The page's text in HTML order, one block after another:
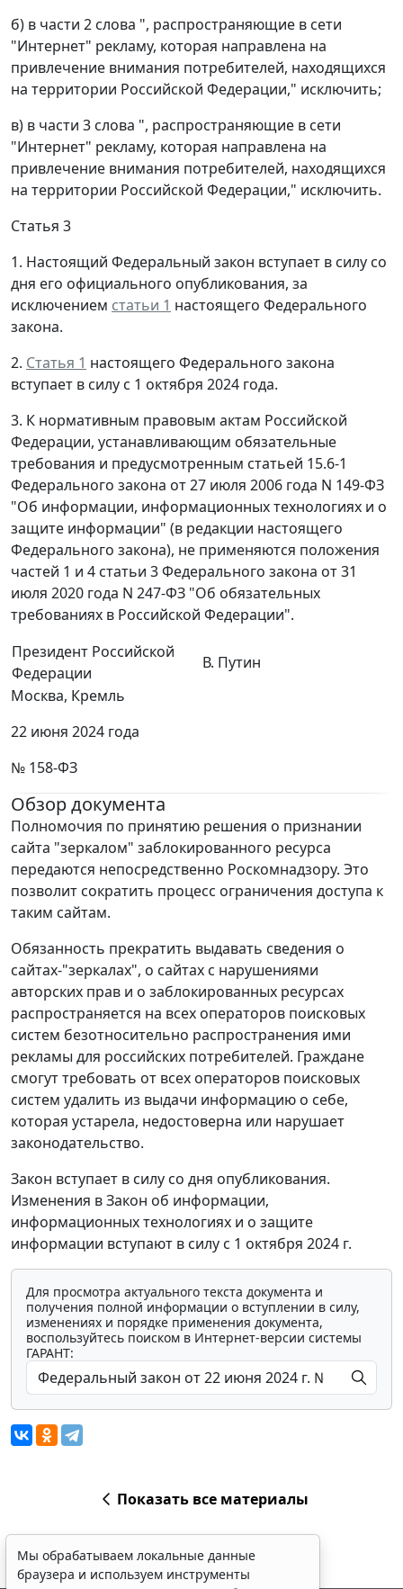
б) в части 2 слова ", распространяющие в сети
"Интернет" рекламу, которая направлена на
привлечение внимания потребителей, находящихся
на территории Российской Федерации," исключить;
в) в части 3 слова ", распространяющие в сети
"Интернет" рекламу, которая направлена на
привлечение внимания потребителей, находящихся
на территории Российской Федерации," исключить.
Статья 3
1. Настоящий Федеральный закон вступает в силу со
дня его официального опубликования, за
исключением статьи 1 настоящего Федерального
закона.
2. Статья 1 настоящего Федерального закона
вступает в силу с 1 октября 2024 года.
3. К нормативным правовым актам Российской
Федерации, устанавливающим обязательные
требования и предусмотренным статьей 15.6-1
Федерального закона от 27 июля 2006 года N 149-ФЗ
"Об информации, информационных технологиях и о
защите информации" (в редакции настоящего
Федерального закона), не применяются положения
частей 1 и 4 статьи 3 Федерального закона от 31
июля 2020 года N 247-ФЗ "Об обязательных
требованиях в Российской Федерации".
Президент Российской
Федерации
В. Путин
Москва, Кремль
22 июня 2024 года
№ 158-ФЗ
Обзор документа
Полномочия по принятию решения о признании
сайта "зеркалом" заблокированного ресурса
передаются непосредственно Роскомнадзору. Это
позволит сократить процесс ограничения доступа к
таким сайтам.
Обязанность прекратить выдавать сведения о
сайтах-"зеркалах", о сайтах с нарушениями
авторских прав и о заблокированных ресурсах
распространяется на всех операторов поисковых
систем безотносительно распространения ими
рекламы для российских потребителей. Граждане
смогут требовать от всех операторов поисковых
систем удалить из выдачи информацию о себе,
которая устарела, недостоверна или нарушает
законодательство.
Закон вступает в силу со дня опубликования.
Изменения в Закон об информации,
информационных технологиях и о защите
информации вступают в силу с 1 октября 2024 г.
Для просмотра актуального текста документа и
получения полной информации о вступлении в силу,
изменениях и порядке применения документа,
воспользуйтесь поиском в Интернет-версии системы
ГАРАНТ:
Показать все материалы
Мы обрабатываем локальные данные
браузера и используем инструменты